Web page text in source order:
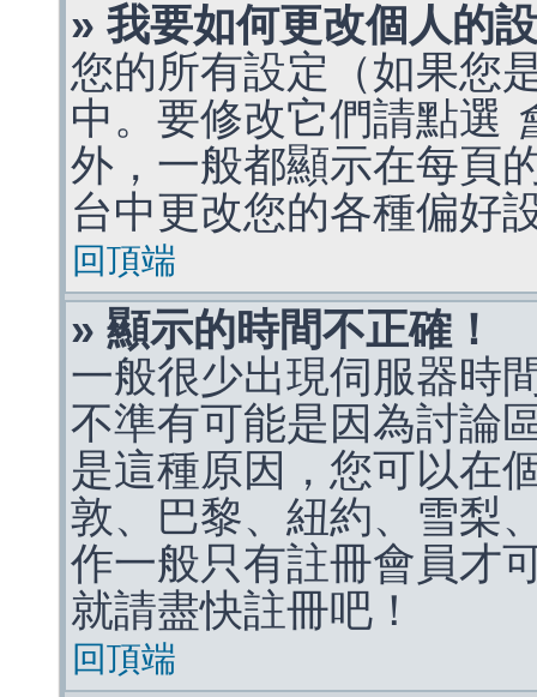
» 我要如何更改個人的
您的所有設定（如果您
中。要修改它們請點選
外，一般都顯示在每頁
台中更改您的各種偏好
回頂端
» 顯示的時間不正確！
一般很少出現伺服器時
不準有可能是因為討論
是這種原因，您可以在
敦、巴黎、紐約、雪梨
作一般只有註冊會員才
就請盡快註冊吧！
回頂端